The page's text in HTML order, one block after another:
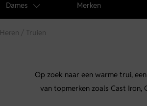
Dames Merken
Heren / Truien
Op zoek naar een warme trui,
van topmerken zoals Cast